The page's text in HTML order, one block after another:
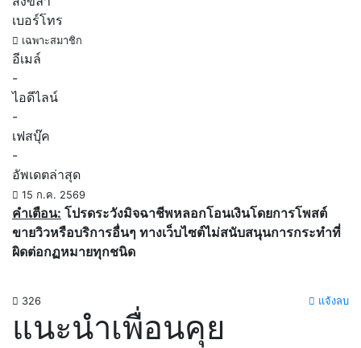
เบอร์โทร
เฉพาะสมาชิก
อีเมล์
-
ไอดีไลน์
-
เฟสบุ๊ค
-
อัพเดตล่าสุด
15 ก.ค. 2569
คำเตือน: โปรดระวังมิจฉาชีพหลอกโอนเงินโดยการโพสต์
ขายวิวหรือบริการอื่นๆ ทางเว็บไซต์ไม่สนับสนุนการกระทำที่
ผิดต่อกฏหมายทุกชนิด
326 แจ้งลบ
แนะนำเพื่อนคุย